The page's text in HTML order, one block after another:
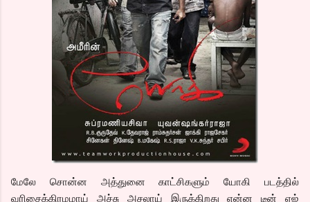
மேலே சொன்ன அத்துனை காட்சிகளும் யோகி படத்தில்
வரிசைக்கிரமமாய் அச்சு அசலாய் இருக்கிறது என்ன டீன் ஏஜ்